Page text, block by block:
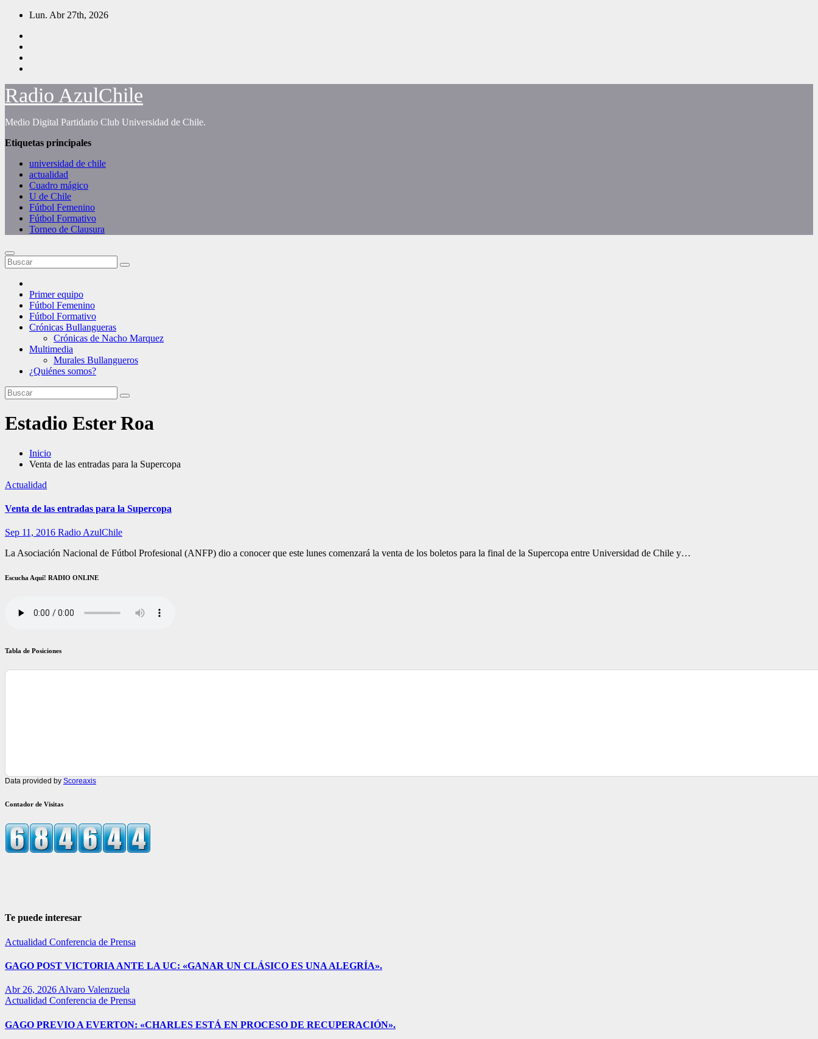
Saltar
contenido
Lun. Abr 27th, 2026
Radio AzulChile
Medio Digital Partidario Club Universidad de Chile.
Etiquetas principales
universidad de chile
actualidad
Cuadro mágico
U de Chile
Fútbol Femenino
Fútbol Formativo
Torneo de Clausura
Primer equipo
Fútbol Femenino
Fútbol Formativo
Crónicas Bullangueras
Crónicas de Nacho Marquez
Multimedia
Murales Bullangueros
¿Quiénes somos?
Estadio Ester Roa
Inicio
Venta de las entradas para la Supercopa
Actualidad
Venta de las entradas para la Supercopa
Sep 11, 2016 Radio AzulChile
La Asociación Nacional de Fútbol Profesional (ANFP) dio a conocer que este lunes comenzará la venta de los boletos para la final de la Supercopa entre Universidad de Chile y…
Escucha Aquí! RADIO ONLINE
Tabla de Posiciones
Data provided by Scoreaxis
Contador de Visitas
Te puede interesar
Actualidad Conferencia de Prensa
GAGO POST VICTORIA ANTE LA UC: «GANAR UN CLÁSICO ES UNA ALEGRÍA».
Abr 26, 2026 Alvaro Valenzuela
Actualidad Conferencia de Prensa
GAGO PREVIO A EVERTON: «CHARLES ESTÁ EN PROCESO DE RECUPERACIÓN».